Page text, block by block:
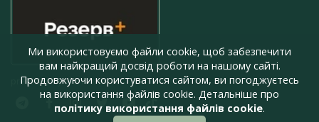
press@armyinform.com.ua
Ми використовуємо файли cookie, щоб забезпечити
вам найкращий досвід роботи на нашому сайті.
Продовжуючи користуватися сайтом, ви погоджуєтесь
на використання файлів cookie. Детальніше про
політику використання файлів cookie.